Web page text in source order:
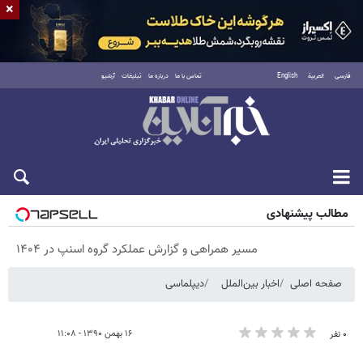
فارسی العربية English تماس با ما درباره ما تبلیغات آرشیو
پنجشنبه ۱۵ مرداد ۱۴۰۵
مطالب پیشنهادی
مسیر همراهی و گزارش عملکرد گروه اسنپ در ۱۴۰۴
صفحه اصلی اخبار بین‌الملل دیپلماسی
۰ نفر ۱۶ بهمن ۱۳۹۰ - ۱۱:۰۸
×